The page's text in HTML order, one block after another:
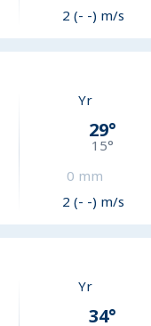
2 (- -) m/s
Yr
29°
15°
0 mm
2 (- -) m/s
Yr
34°